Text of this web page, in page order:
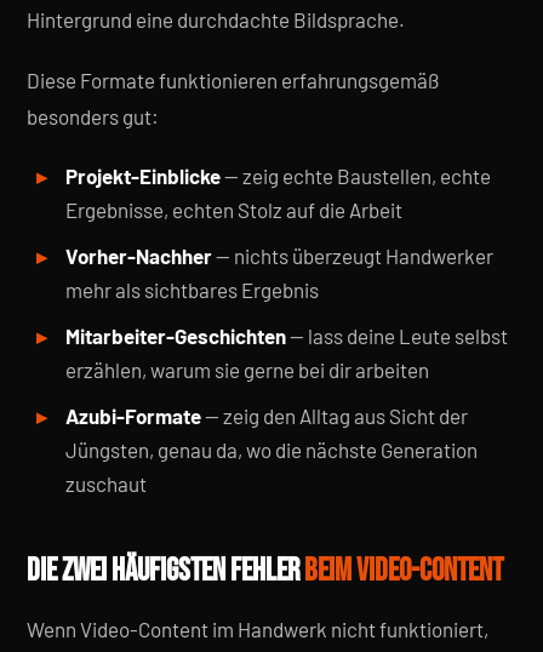
Hintergrund eine durchdachte Bildsprache.
Diese Formate funktionieren erfahrungsgemäß
besonders gut:
Projekt-Einblicke— zeig echte Baustellen, echte
Ergebnisse, echten Stolz auf die Arbeit
Vorher-Nachher— nichts überzeugt Handwerker
mehr als sichtbares Ergebnis
Mitarbeiter-Geschichten— lass deine Leute selbst
erzählen, warum sie gerne bei dir arbeiten
Azubi-Formate— zeig den Alltag aus Sicht der
Jüngsten, genau da, wo die nächste Generation
zuschaut
DIE ZWEI HÄUFIGSTEN FEHLERBEIM VIDEO-CONTENT
Wenn Video-Content im Handwerk nicht funktioniert,